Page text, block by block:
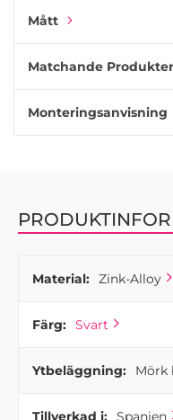
Använd Salem på större
Mått
Matchande Produkter
Monteringsanvisning
Material: Zink-Alloy
Färg: Svart
Ytbeläggning: Mörk
Tillverkad i: Spanien